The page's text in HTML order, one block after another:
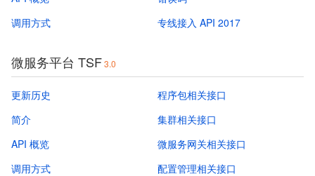
调用方式
专线接入 API 2017
微服务平台 TSF3.0
更新历史
简介
API 概览
调用方式
程序包相关接口
集群相关接口
微服务网关相关接口
配置管理相关接口